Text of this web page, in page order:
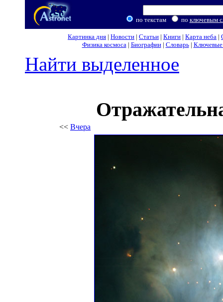
по текстам по ключевым
Картинка дня | Новости | Статьи | Книги | Карта неба |
Физика космоса| Биографии| Словарь| Ключевые
Найти выделенное
<< Вчера